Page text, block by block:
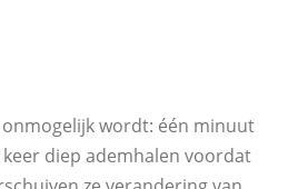
wordt: één minuut
diep ademhalen voordat